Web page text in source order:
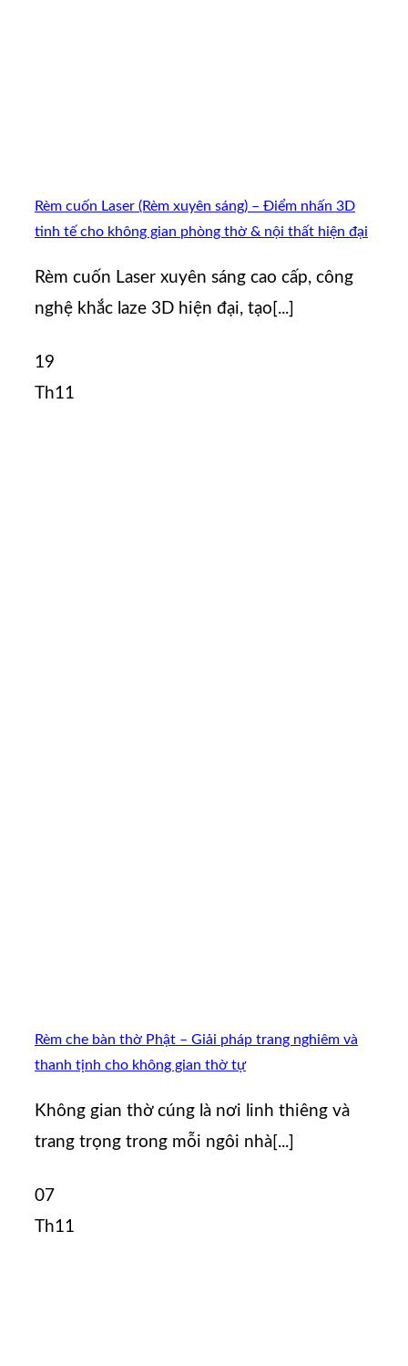
Rèm cuốn Laser (Rèm xuyên sáng) – Điểm nhấn 3D
tinh tế cho không gian phòng thờ & nội thất hiện đại
Rèm cuốn Laser xuyên sáng cao cấp, công
nghệ khắc laze 3D hiện đại, tạo[...]
19
Th11
Rèm che bàn thờ Phật – Giải pháp trang nghiêm và
thanh tịnh cho không gian thờ tự
Không gian thờ cúng là nơi linh thiêng và
trang trọng trong mỗi ngôi nhà[...]
07
Th11